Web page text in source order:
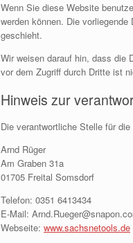
Wenn Sie diese Website
werden können. Die
geschieht.
Wir weisen darauf hin, dass die
vor dem Zugriff durch Dritte ist
Hinweis zur
Die verantwortliche Stelle für
Arnd Rüger
Am Graben 31a
01705 Freital Somsdorf
Telefon: 0351 6413434
E-Mail:
Webseite: www.sachsnetools.de